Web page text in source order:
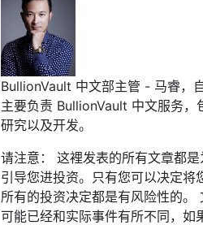
BullionVault 中文部主管 - 马睿，
主要负责 BullionVault 中文服务，
研究以及开发。
请注意： 这裡发表的所有文章都
引导您进投资。只有您可以决定
所有的投资决定都是有风险性的
可能已经和实际事件有所不同，如